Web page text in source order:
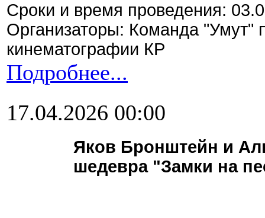
Сроки и время проведения:
Организаторы: Команда
кинематографии КР
Подробнее...
17.04.2026 00:00
Яков Бронштейн и
шедевра "Замки на